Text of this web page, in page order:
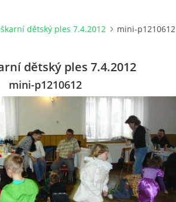
dětský ples 7.4.2012 mini-p1210612
dětský ples 7.4.2012
mini-p1210612